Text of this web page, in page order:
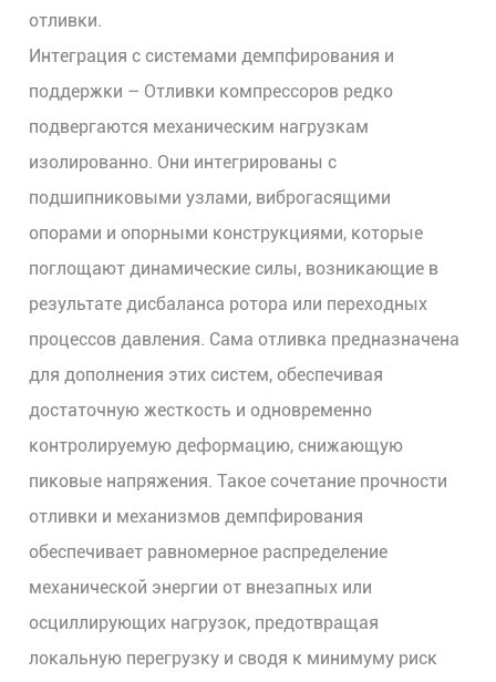
отливки.
Интеграция с системами демпфирования и
поддержки – Отливки компрессоров редко
подвергаются механическим нагрузкам
изолированно. Они интегрированы с
подшипниковыми узлами, виброгасящими
опорами и опорными конструкциями, которые
поглощают динамические силы, возникающие в
результате дисбаланса ротора или переходных
процессов давления. Сама отливка предназначена
для дополнения этих систем, обеспечивая
достаточную жесткость и одновременно
контролируемую деформацию, снижающую
пиковые напряжения. Такое сочетание прочности
отливки и механизмов демпфирования
обеспечивает равномерное распределение
механической энергии от внезапных или
осциллирующих нагрузок, предотвращая
локальную перегрузку и сводя к минимуму риск